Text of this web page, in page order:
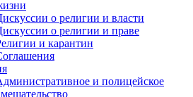
о религии и власти
о религии и праве
и карантин
и полицейское